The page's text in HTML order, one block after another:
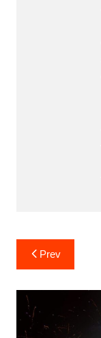
Post
navigation
Prev